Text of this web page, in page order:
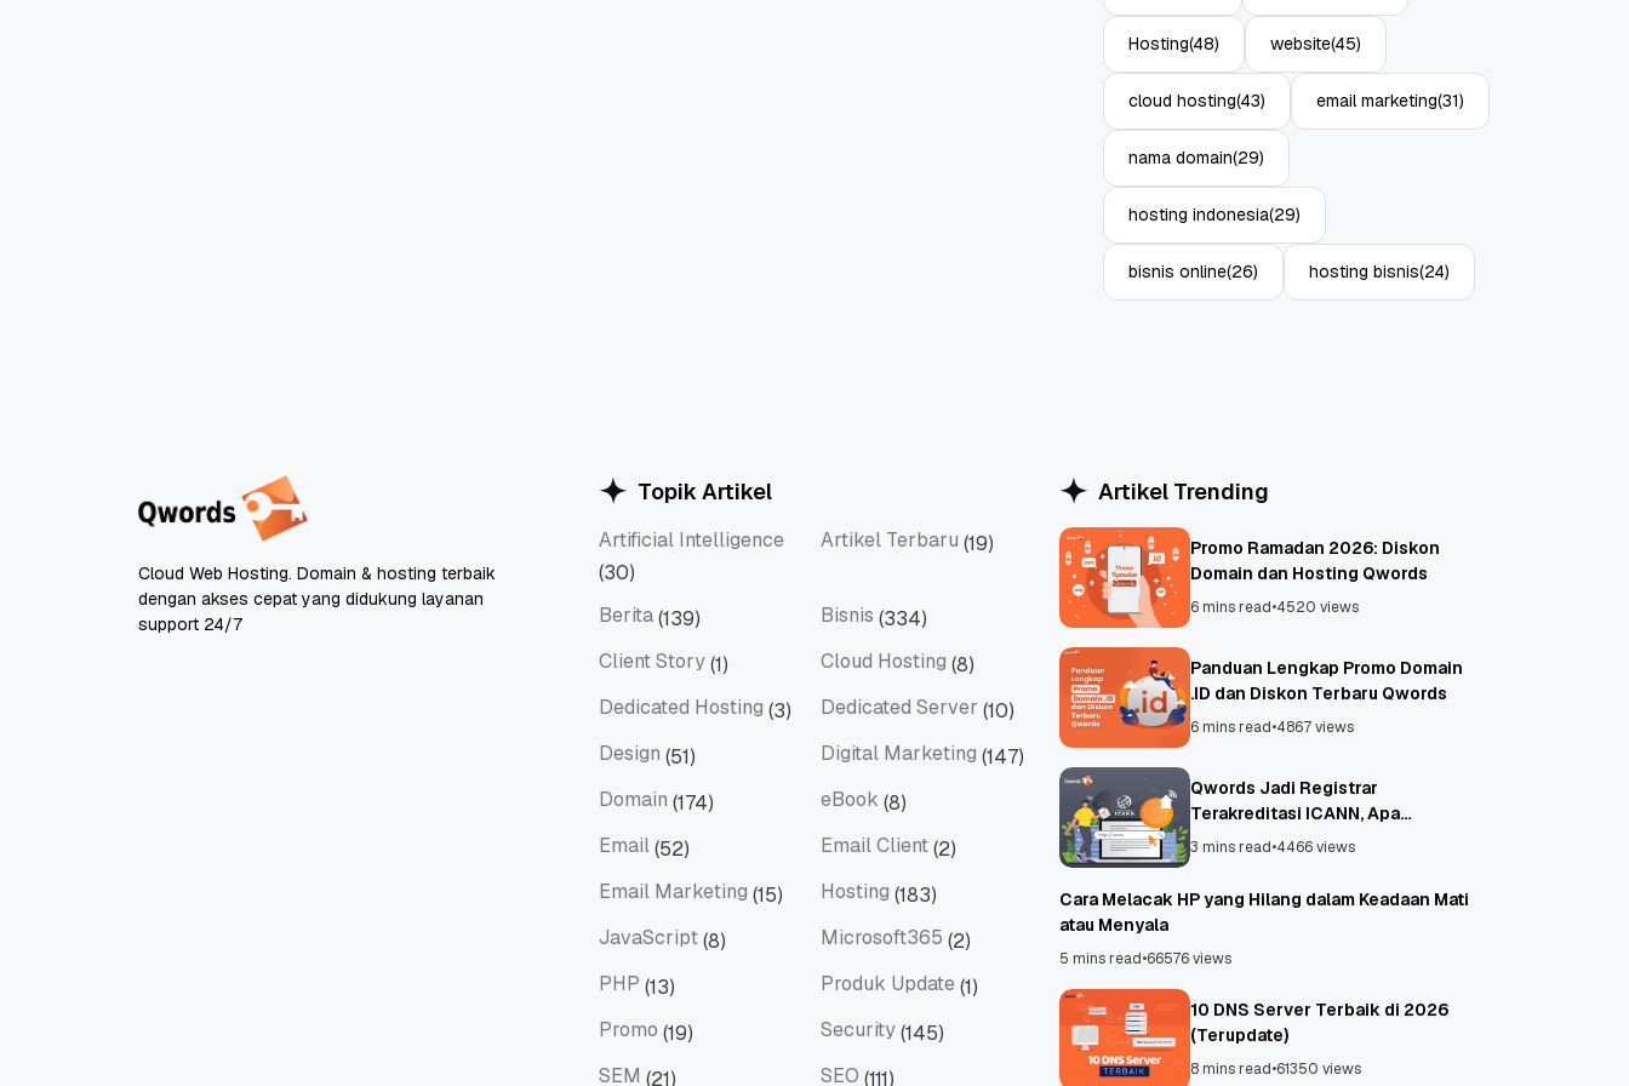
Hosting(48) website(45)
cloud hosting(43) email marketing(31)
nama domain(29)
hosting indonesia(29)
bisnis online(26) hosting bisnis(24)
Cloud Web Hosting. Domain & hosting terbaik
dengan akses cepat yang didukung layanan
support 24/7
Topik Artikel
Artificial Intelligence
Artificial Intelligence
(30)
Artikel Terbaru (19)
Berita(139) Bisnis (334)
Client Story(1) Cloud Hosting (8)
Dedicated Hosting (3) Dedicated Server (10)
Design (51) Digital Marketing (147)
Domain (174) eBook (8)
Email(52) Email Client(2)
Email Marketing (15) Hosting (183)
JavaScript(8) Microsoft365 (2)
PHP (13) Produk Update (1)
Promo (19) Security(145)
SEM (21) SEO (111)
Artikel Trending
Promo Ramadan 2026: Diskon
Domain dan Hosting Qwords
6 mins read•4520 views
Panduan Lengkap Promo Domain
.ID dan Diskon Terbaru Qwords
6 mins read•4867 views
Qwords Jadi Registrar
Terakreditasi ICANN, Apa
Untungnya?
3 mins read•4466 views
Cara Melacak HP yang Hilang dalam Keadaan Mati
atau Menyala
5 mins read•66576 views
10 DNS Server Terbaik di 2026
(Terupdate)
8 mins read•61350 views